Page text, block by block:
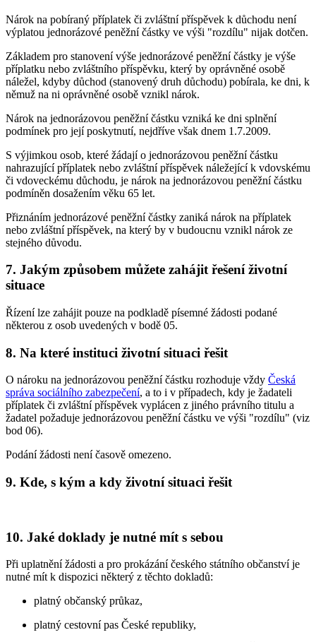
Nárok na pobíraný příplatek či zvláštní příspěvek k důchodu není
výplatou jednorázové peněžní částky ve výši "rozdílu" nijak dotčen.
Základem pro stanovení výše jednorázové peněžní částky je výše
příplatku nebo zvláštního příspěvku, který by oprávněné osobě
náležel, kdyby důchod (stanovený druh důchodu) pobírala, ke dni, k
němuž na ni oprávněné osobě vznikl nárok.
Nárok na jednorázovou peněžní částku vzniká ke dni splnění
podmínek pro její poskytnutí, nejdříve však dnem 1.7.2009.
S výjimkou osob, které žádají o jednorázovou peněžní částku
nahrazující příplatek nebo zvláštní příspěvek náležející k vdovskému
či vdoveckému důchodu, je nárok na jednorázovou peněžní částku
podmíněn dosažením věku 65 let.
Přiznáním jednorázové peněžní částky zaniká nárok na příplatek
nebo zvláštní příspěvek, na který by v budoucnu vznikl nárok ze
stejného důvodu.
7. Jakým způsobem můžete zahájit řešení životní
situace
Řízení lze zahájit pouze na podkladě písemné žádosti podané
některou z osob uvedených v bodě 05.
8. Na které instituci životní situaci řešit
O nároku na jednorázovou peněžní částku rozhoduje vždy Česká
správa sociálního zabezpečení, a to i v případech, kdy je žadateli
příplatek či zvláštní příspěvek vyplácen z jiného právního titulu a
žadatel požaduje jednorázovou peněžní částku ve výši "rozdílu" (viz
bod 06).
Podání žádosti není časově omezeno.
9. Kde, s kým a kdy životní situaci řešit
10. Jaké doklady je nutné mít s sebou
Při uplatnění žádosti a pro prokázání českého státního občanství je
nutné mít k dispozici některý z těchto dokladů:
platný občanský průkaz,
platný cestovní pas České republiky,